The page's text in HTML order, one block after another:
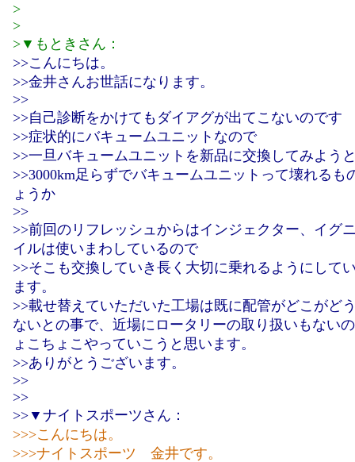
>
>
>▼もときさん：
>>こんにちは。
>>金井さんお世話になります。
>>
>>自己診断をかけてもダイアグが出てこないのです
>>症状的にバキュームユニットなので
>>一旦バキュームユニットを新品に交換してみよう
>>3000km足らずでバキュームユニットって壊れるも
ょうか
>>
>>前回のリフレッシュからはインジェクター、イグ
イルは使いまわしているので
>>そこも交換していき長く大切に乗れるようにして
ます。
>>載せ替えていただいた工場は既に配管がどこがど
ないとの事で、近場にロータリーの取り扱いもない
ょこちょこやっていこうと思います。
>>ありがとうございます。
>>
>>
>>▼ナイトスポーツさん：
>>>こんにちは。
>>>ナイトスポーツ 金井です。